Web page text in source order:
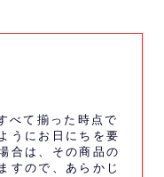
べて揃った時点で
うにお日にちを要
合は、その商品の
すので、あらかじ